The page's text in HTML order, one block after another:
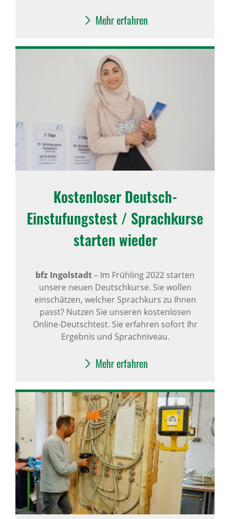
Mehr erfahren
Kosten­loser Deutsch-​
Einstufungstest / Sprach­kurse
starten wieder
bfz Ingolstadt– Im Frühling 2022 starten
unsere neuen Deutschkurse. Sie wollen
einschätzen, welcher Sprachkurs zu Ihnen
passt? Nutzen Sie unseren kostenlosen
Online-Deutschtest. Sie erfahren sofort Ihr
Ergebnis und Sprachniveau.
Mehr erfahren